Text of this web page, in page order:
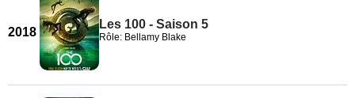
2018
Les 100 - Saison 5
Rôle: Bellamy Blake